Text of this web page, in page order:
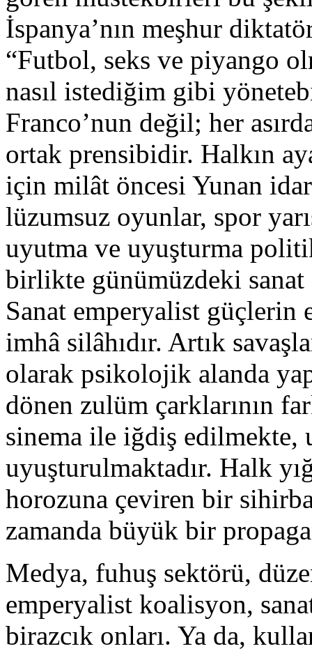
İspanya’nın meşhur
“Futbol, seks ve piyango
nasıl istediğim gibi
Franco’nun değil; her
ortak prensibidir. Halkın
için milât öncesi Yunan
lüzumsuz oyunlar, spor
uyutma ve uyuşturma
birlikte günümüzdeki sanat
Sanat emperyalist güçlerin
imhâ silâhıdır. Artık
olarak psikolojik alanda
dönen zulüm çarklarının
sinema ile iğdiş edilmekte,
uyuşturulmaktadır. Halk
horozuna çeviren bir
zamanda büyük bir
Medya, fuhuş sektörü,
emperyalist koalisyon,
birazcık onları. Ya da,